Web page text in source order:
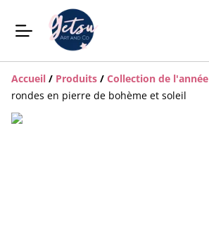
Accueil / Produits / Collection de l'année
rondes en pierre de bohème et soleil